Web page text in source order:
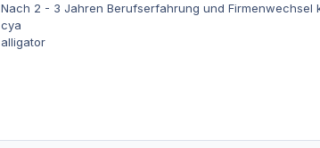
Nach 2 - 3 Jahren Berufserfahrung und Firmenwechsel
cya
alligator